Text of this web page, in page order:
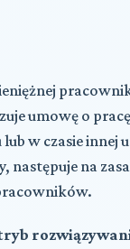
umowę o
w czasie innej
następuje na